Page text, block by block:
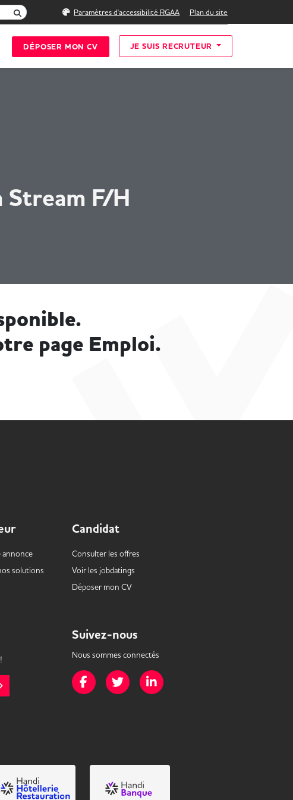
Rechercher Paramètres d'accessibilité RGAA Plan du site
DÉPOSER MON CV JE SUIS RECRUTEUR
F/H
page Emploi.
annonce
solutions
Candidat
Consulter les offres
Voir les jobdatings
Déposer mon CV
Suivez-nous
Nous sommes connectés
Page Facebook de Mission Handicap
Page Twitter de Mission Handicap